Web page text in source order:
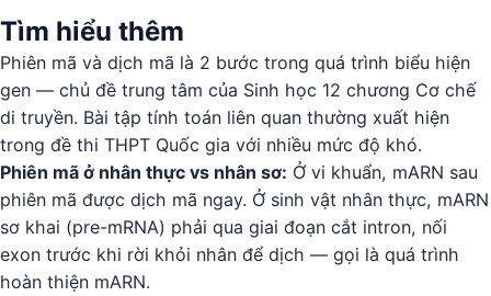
Tìm hiểu thêm
Phiên mã và dịch mã là 2 bước trong quá trình biểu hiện
gen — chủ đề trung tâm của Sinh học 12 chương Cơ chế
di truyền. Bài tập tính toán liên quan thường xuất hiện
trong đề thi THPT Quốc gia với nhiều mức độ khó.
Phiên mã ở nhân thực vs nhân sơ: Ở vi khuẩn, mARN sau
phiên mã được dịch mã ngay. Ở sinh vật nhân thực, mARN
sơ khai (pre-mRNA) phải qua giai đoạn cắt intron, nối
exon trước khi rời khỏi nhân để dịch — gọi là quá trình
hoàn thiện mARN.